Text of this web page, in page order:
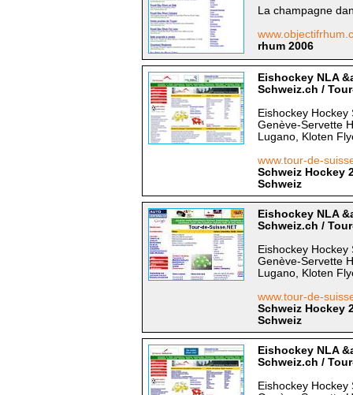
La champagne
rhum 2006
Eishockey NLA
Schweiz.ch /
Eishockey
Genève-Servette
Lugano, Kloten
www.tour-de-
Schweiz Hockey
Schweiz
Eishockey NLA
Schweiz.ch /
Eishockey
Genève-Servette
Lugano, Kloten
www.tour-de-
Schweiz Hockey
Schweiz
Eishockey NLA
Schweiz.ch /
Eishockey